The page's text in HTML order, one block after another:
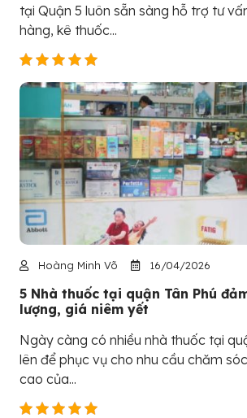
tại Quận 5 luôn sẵn sàng hỗ trợ tư
hàng, kê thuốc...
Hoàng Minh Võ 16/04/2026
5 Nhà thuốc tại quận Tân Phú
lượng, giá niêm yết
Ngày càng có nhiều nhà thuốc tại
lên để phục vụ cho nhu cầu chăm
cao của...